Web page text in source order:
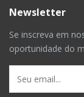
Newsletter
Se inscreva em
oportunidade do